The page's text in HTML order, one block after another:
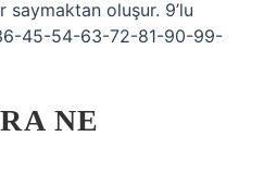
saymaktan oluşur. 9’lu
45-54-63-72-81-90-99-
NE